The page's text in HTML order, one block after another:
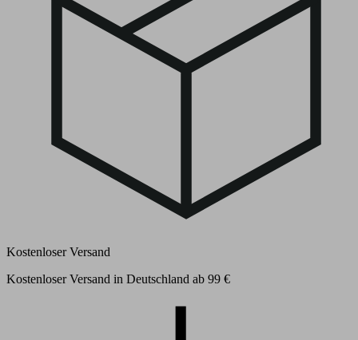
Kostenloser Versand
Kostenloser Versand in Deutschland ab 99 €